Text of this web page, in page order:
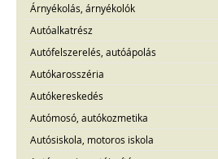
Árnyékolás, árnyékolók
Autóalkatrész
Autófelszerelés, autóápolás
Autókarosszéria
Autókereskedés
Autómosó, autókozmetika
Autósiskola, motoros iskola